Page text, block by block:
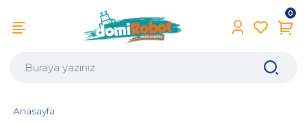
0
Anasayfa